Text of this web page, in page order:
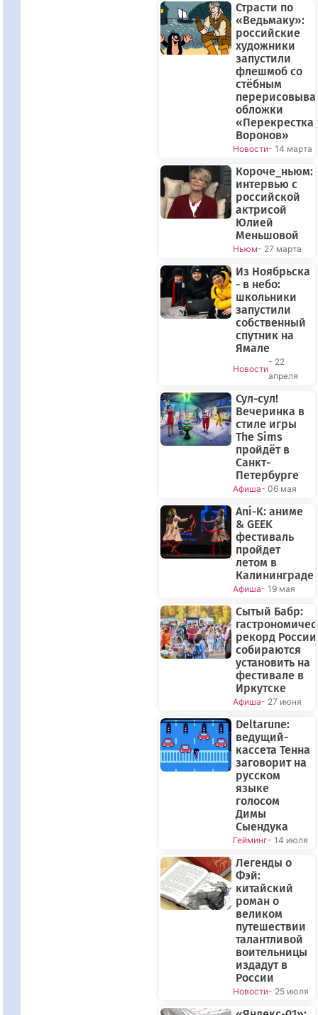
Страсти по
«Ведьмаку»:
российские
художники
запустили
флешмоб со
стёбным
обложки
«Перекрестка
Воронов»
Новости- 14 марта
Короче_ньюм:
интервью с
российской
актрисой
Юлией
Меньшовой
Ньюм- 27 марта
Из Ноябрьска
- в небо:
школьники
запустили
собственный
спутник на
Ямале
Новости
- 22
апреля
Сул-сул!
Вечеринка в
стиле игры
The Sims
пройдёт в
Санкт-
Петербурге
Афиша- 06 мая
Ani-K: аниме
& GEEK
фестиваль
пройдет
летом в
Калининграде
Афиша- 19 мая
Сытый Бабр:
рекорд России
собираются
установить на
фестивале в
Иркутске
Афиша- 27 июня
Deltarune:
ведущий-
кассета Тенна
заговорит на
русском
языке
голосом
Димы
Сыендука
Гейминг- 14 июля
Легенды о
Фэй:
китайский
роман о
великом
путешествии
талантливой
воительницы
издадут в
России
Новости- 25 июля